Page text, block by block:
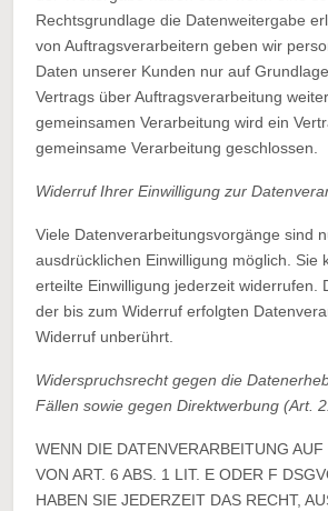
Rechtsgrundlage die Datenweitergabe
von Auftragsverarbeitern geben wir
Daten unserer Kunden nur auf
Vertrags über Auftragsverarbeitung
gemeinsamen Verarbeitung wird ein
gemeinsame Verarbeitung geschlossen.
Widerruf Ihrer Einwilligung zur
Viele Datenverarbeitungsvorgänge sind
ausdrücklichen Einwilligung möglich. Sie
erteilte Einwilligung jederzeit widerrufen.
der bis zum Widerruf erfolgten
Widerruf unberührt.
Widerspruchsrecht gegen die
Fällen sowie gegen Direktwerbung (Art.
WENN DIE DATENVERARBEITUNG
VON ART. 6 ABS. 1 LIT. E ODER F
HABEN SIE JEDERZEIT DAS RECHT,